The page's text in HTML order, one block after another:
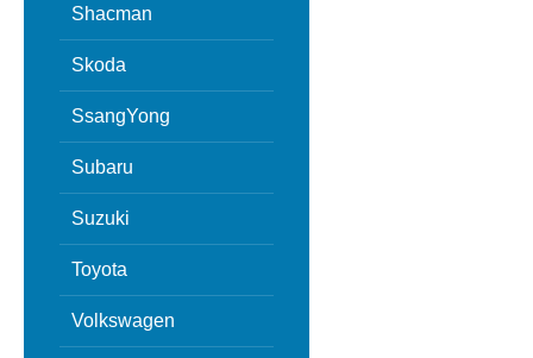
Shacman
Skoda
SsangYong
Subaru
Suzuki
Toyota
Volkswagen